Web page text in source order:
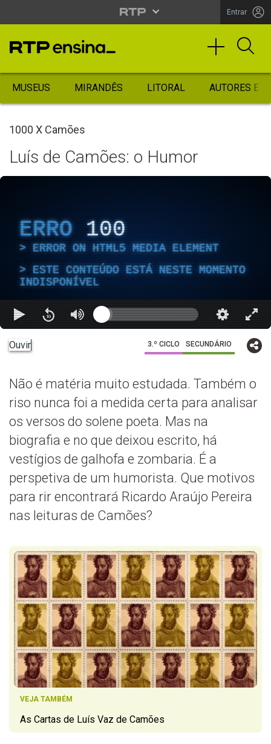
Entrar
MUSEUS MIRANDÊS LITORAL AUTORES
1000 X Camões
Luís de Camões: o Humor
ERRO 100
ERROR ON HTML5 MEDIA ELEMENT
ESTE CONTEÚDO ESTÁ NESTE MOMENTO
INDISPONÍVEL
Ouvir 3.º CICLO SECUNDÁRIO
Não é matéria muito estudada. Também o
riso nunca foi a medida certa para analisar
os versos do solene poeta. Mas na
biografia e no que deixou escrito, há
vestígios de galhofa e zombaria. É a
perspetiva de um humorista. Que motivos
para rir encontrará Ricardo Araújo Pereira
nas leituras de Camões?
VEJA TAMBÉM
As Cartas de Luís Vaz de Camões